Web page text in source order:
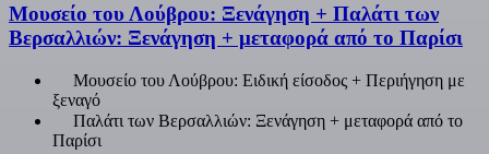
Μουσείο του Λούβρου: Ξενάγηση + Παλάτι των
Βερσαλλιών: Ξενάγηση + μεταφορά από το Παρίσι
Μουσείο του Λούβρου: Ειδική είσοδος + Περιήγηση με
ξεναγό
Παλάτι των Βερσαλλιών: Ξενάγηση + μεταφορά από το
Παρίσι